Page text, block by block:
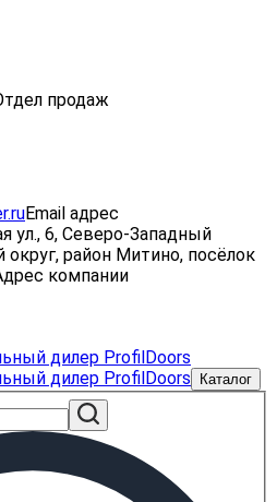
продаж
Email адрес
ул., 6, Северо-Западный
район Митино, посёлок
компании
Каталог